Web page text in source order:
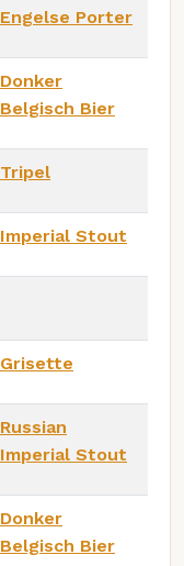
Engelse Porter
Donker
Belgisch Bier
Tripel
Imperial Stout
Grisette
Russian
Imperial Stout
Donker
Belgisch Bier